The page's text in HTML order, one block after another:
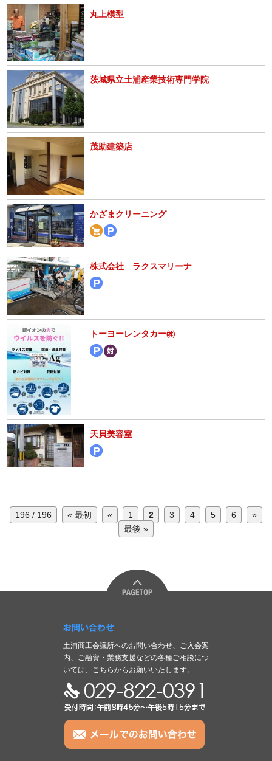
丸上模型
茨城県立土浦産業技術専門学院
茂助建築店
かざまクリーニング
株式会社 ラクスマリーナ
トーヨーレンタカー㈱
天貝美容室
196 / 196 « 最初 « 1 2 3 4 5 6
»
最後 »
お問い合わせ
土浦商工会議所へのお問い合わせ、ご入会案
内、ご融資・業務支援などの各種ご相談につ
いては、こちらからお願いいたします。
TEL:029-822-0391